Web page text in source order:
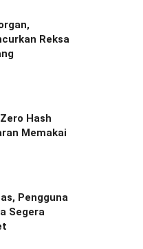
Reksa
Hash
Memakai
Pengguna
Segera